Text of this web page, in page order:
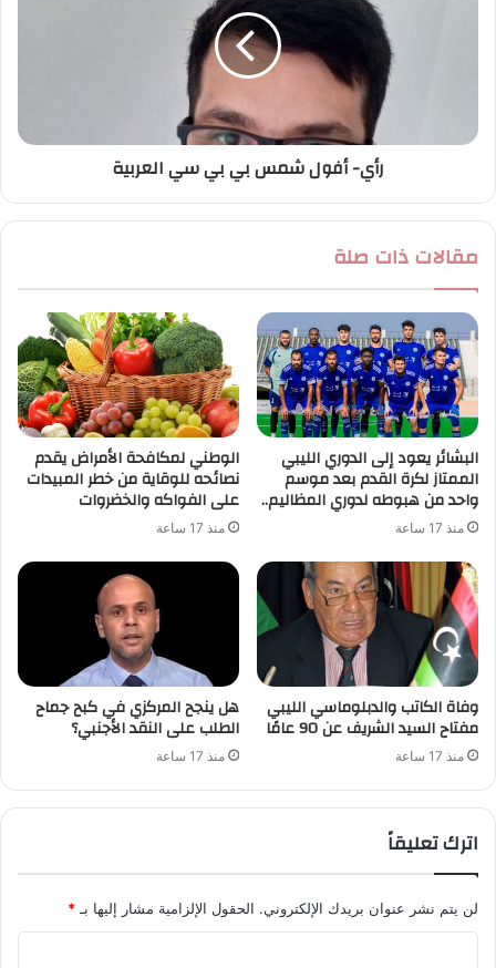
رأي- أفول شمس بي بي سي العربية
مقالات ذات صلة
البشائر يعود إلى الدوري الليبي
الممتاز لكرة القدم بعد موسم
واحد من هبوطه لدوري المظاليم..
منذ 17 ساعة
الوطني لمكافحة الأمراض يقدم
نصائحه للوقاية من خطر المبيدات
على الفواكه والخضروات
منذ 17 ساعة
وفاة الكاتب والدبلوماسي الليبي
مفتاح السيد الشريف عن 90 عامًا
منذ 17 ساعة
هل ينجح المركزي في كبح جماح
الطلب على النقد الأجنبي؟
منذ 17 ساعة
اترك تعليقاً
لن يتم نشر عنوان بريدك الإلكتروني. الحقول الإلزامية مشار إليها بـ *